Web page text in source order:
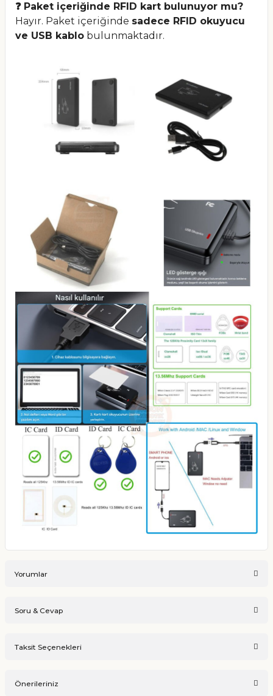
❓ Paket içeriğinde RFID kart bulunuyor mu?
Hayır. Paket içeriğinde sadece RFID okuyucu
ve USB kablo bulunmaktadır.
Yorumlar
Soru & Cevap
Taksit Seçenekleri
Önerileriniz